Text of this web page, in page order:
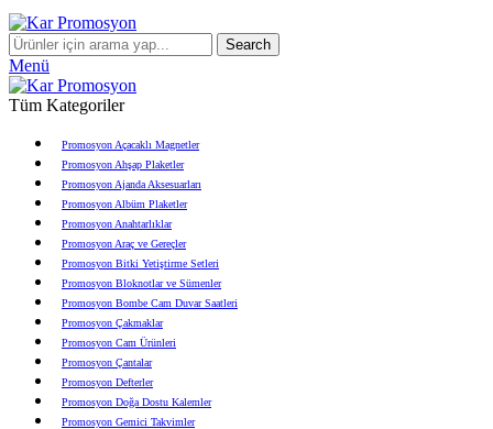
Search
Menü
Tüm Kategoriler
Promosyon Açacaklı Magnetler
Promosyon Ahşap Plaketler
Promosyon Ajanda Aksesuarları
Promosyon Albüm Plaketler
Promosyon Anahtarlıklar
Promosyon Araç ve Gereçler
Promosyon Bitki Yetiştirme Setleri
Promosyon Bloknotlar ve Sümenler
Promosyon Bombe Cam Duvar Saatleri
Promosyon Çakmaklar
Promosyon Cam Ürünleri
Promosyon Çantalar
Promosyon Defterler
Promosyon Doğa Dostu Kalemler
Promosyon Gemici Takvimler